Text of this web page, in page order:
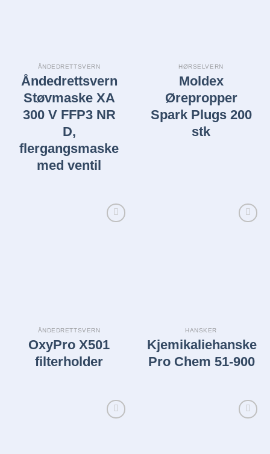
ÅNDEDRETTSVERN
Åndedrettsvern
Støvmaske XA
300 V FFP3 NR
D,
flergangsmaske
med ventil
HØRSELVERN
Moldex
Ørepropper
Spark Plugs 200
stk
ÅNDEDRETTSVERN
OxyPro X501
filterholder
HANSKER
Kjemikaliehanske
Pro Chem 51-900